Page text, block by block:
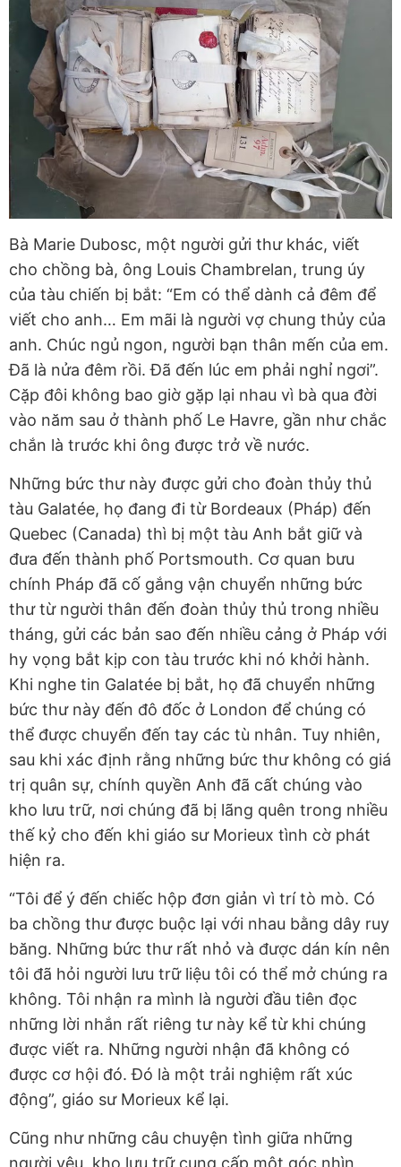
Bà Marie Dubosc, một người gửi thư khác, viết
cho chồng bà, ông Louis Chambrelan, trung úy
của tàu chiến bị bắt: “Em có thể dành cả đêm để
viết cho anh… Em mãi là người vợ chung thủy của
anh. Chúc ngủ ngon, người bạn thân mến của em.
Đã là nửa đêm rồi. Đã đến lúc em phải nghỉ ngơi”.
Cặp đôi không bao giờ gặp lại nhau vì bà qua đời
vào năm sau ở thành phố Le Havre, gần như chắc
chắn là trước khi ông được trở về nước.
Những bức thư này được gửi cho đoàn thủy thủ
tàu Galatée, họ đang đi từ Bordeaux (Pháp) đến
Quebec (Canada) thì bị một tàu Anh bắt giữ và
đưa đến thành phố Portsmouth. Cơ quan bưu
chính Pháp đã cố gắng vận chuyển những bức
thư từ người thân đến đoàn thủy thủ trong nhiều
tháng, gửi các bản sao đến nhiều cảng ở Pháp với
hy vọng bắt kịp con tàu trước khi nó khởi hành.
Khi nghe tin Galatée bị bắt, họ đã chuyển những
bức thư này đến đô đốc ở London để chúng có
thể được chuyển đến tay các tù nhân. Tuy nhiên,
sau khi xác định rằng những bức thư không có giá
trị quân sự, chính quyền Anh đã cất chúng vào
kho lưu trữ, nơi chúng đã bị lãng quên trong nhiều
thế kỷ cho đến khi giáo sư Morieux tình cờ phát
hiện ra.
“Tôi để ý đến chiếc hộp đơn giản vì trí tò mò. Có
ba chồng thư được buộc lại với nhau bằng dây ruy
băng. Những bức thư rất nhỏ và được dán kín nên
tôi đã hỏi người lưu trữ liệu tôi có thể mở chúng ra
không. Tôi nhận ra mình là người đầu tiên đọc
những lời nhắn rất riêng tư này kể từ khi chúng
được viết ra. Những người nhận đã không có
được cơ hội đó. Đó là một trải nghiệm rất xúc
động”, giáo sư Morieux kể lại.
Cũng như những câu chuyện tình giữa những
người yêu, kho lưu trữ cung cấp một góc nhìn